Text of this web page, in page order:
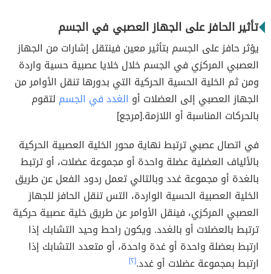
تأثير الحافز على الجهاز العصبي في الجسم
يؤثر حافز على الجسم بتأثير معين فينتقل إشارات من الجهاز
العصبي المركزي في الجسم خلال خلايا عصبية حسية واردة
ومن ثم الخلية الحسية الحركية التي بدورها تنقل الأوامر من
الجهاز العصبي إلى العضلات أو الغدد في الجسم لتقوم
بالحركات المناسبة أو اللازمة.[مرجع]
في اتصال عصبي ترتبط نهاية محور الخلية العصبية الحركية
بالألياف العضلية عضلة واحدة أو مجموعة عضلات، أو ترتبط
بالغدة أو مجموعة غدد وبالتالي تعمل ردود الفعل عن طريق
الخلية العصبية الحسية الواردة، التس تنقل الحافز للجهاز
العصبي المركزي، فينقل الأوامر عن طريق خلية عصبية حركية
ترتبط بالعضلات أو بالغدد. ويكون راحط وحيد التشابك إذا
ارتبط بعضلة واحدة أو غدة واحدة، أو متعدد التشابك إذا
ارتبط بمجموعة عضلات أو غدد.[٢]